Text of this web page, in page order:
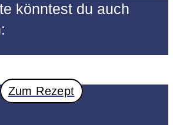
könntest du auch
Zum Rezept